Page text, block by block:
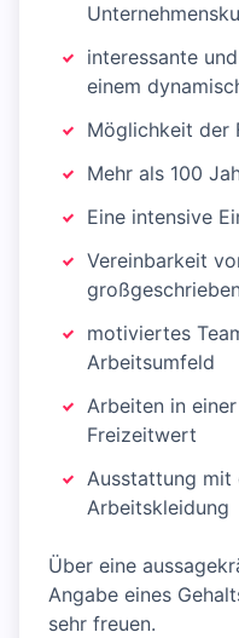
interessante
einem
Möglichkeit der
Mehr als 100
Eine intensive
Vereinbarkeit
motiviertes
Arbeitsumfeld
Arbeiten in
Freizeitwert
Ausstattung
Arbeitskleidung
Über eine
Angabe eines
sehr freuen.